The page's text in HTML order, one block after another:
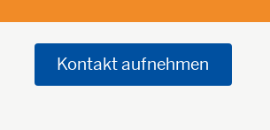
Kontakt aufnehmen